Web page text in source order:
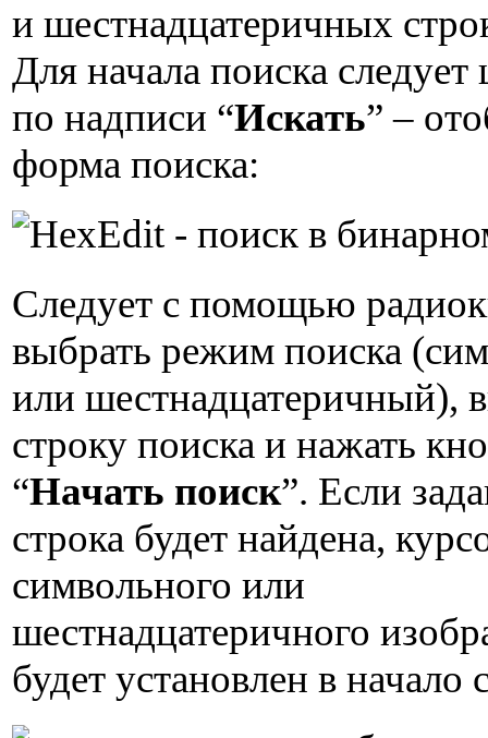
и шестнадцатеричных
Для начала поиска следует
по надписи “Искать” –
форма поиска:
Следует с помощью
выбрать режим поиска
или шестнадцатеричный),
строку поиска и нажать
“Начать поиск”. Если
строка будет найдена,
символьного или
шестнадцатеричного
будет установлен в начало